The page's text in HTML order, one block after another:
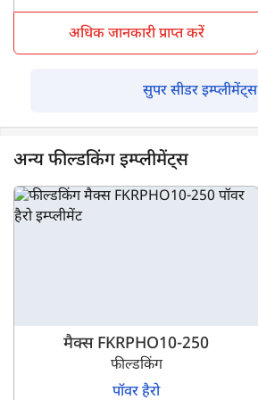
अधिक जानकारी प्राप्त करें
सुपर सीडर इम्प्लीमेंट्स
अन्य फील्डकिंग इम्प्लीमेंट्स
मैक्स FKRPHO10-250
फील्डकिंग
पॉवर हैरो